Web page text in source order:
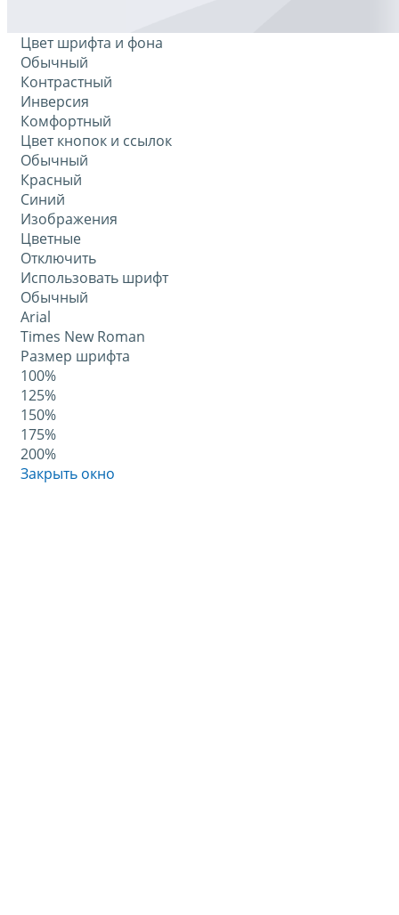
Цвет шрифта и фона
Обычный
Контрастный
Инверсия
Комфортный
Цвет кнопок и ссылок
Обычный
Красный
Синий
Изображения
Цветные
Отключить
Использовать шрифт
Обычный
Arial
Times New Roman
Размер шрифта
100%
125%
150%
175%
200%
Закрыть окно